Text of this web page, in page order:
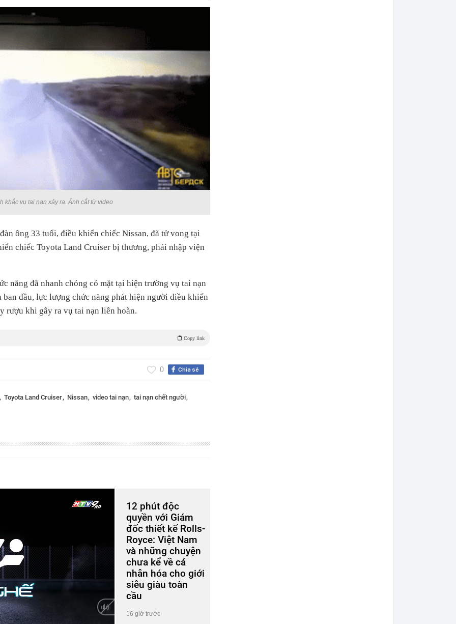
khắc vụ tai nạn xảy ra. Ảnh cắt từ video
ông 33 tuổi, điều khiển chiếc Nissan, đã tử vong tại
chiếc Toyota Land Cruiser bị thương, phải nhập viện
năng đã nhanh chóng có mặt tại hiện trường vụ tai nạn
ban đầu, lực lượng chức năng phát hiện người điều khiển
rượu khi gây ra vụ tai nạn liên hoàn.
Copy link
Chia sẻ
0
Toyota Land Cruiser Nissan video tai nạn tai nạn chết người
12 phút độc
quyền với Giám
đốc thiết kế Rolls-
Royce: Việt Nam
và những chuyện
chưa kể về cá
nhân hóa cho giới
siêu giàu toàn
cầu
16 giờ trước